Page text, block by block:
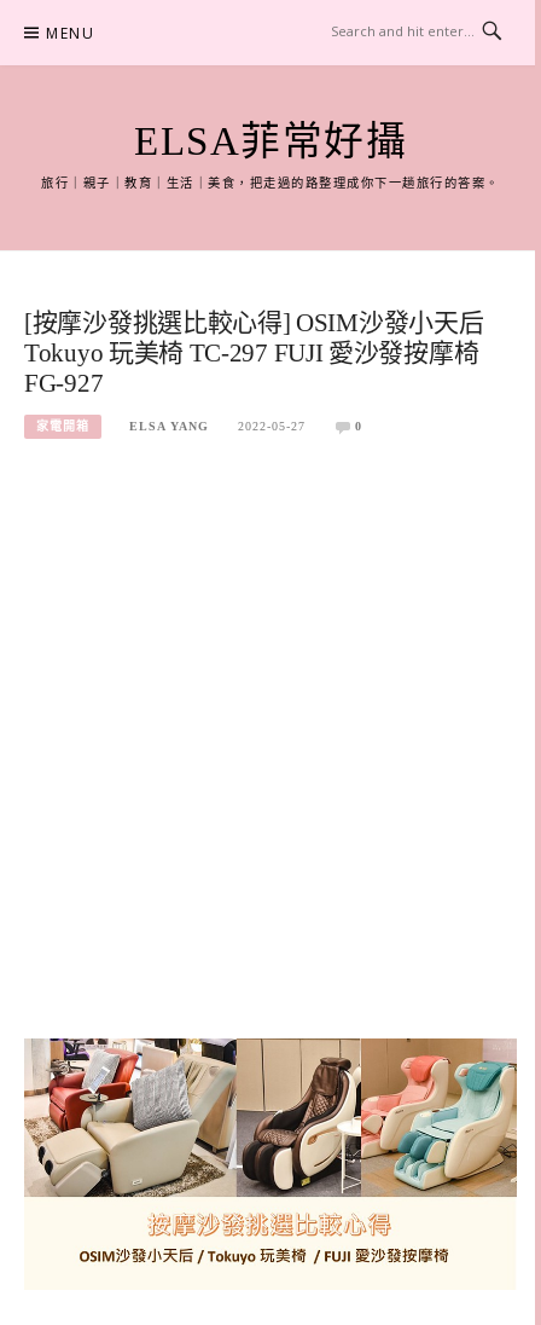
content
MENU
ELSA菲常好攝
旅行｜親子｜教育｜生活｜美食，把走過的路整理成你下一趟旅行的答案。
[按摩沙發挑選比較心得] OSIM沙發小天后
Tokuyo 玩美椅 TC-297 FUJI 愛沙發按摩椅
FG-927
家電開箱 ELSA YANG 2022-05-27 0